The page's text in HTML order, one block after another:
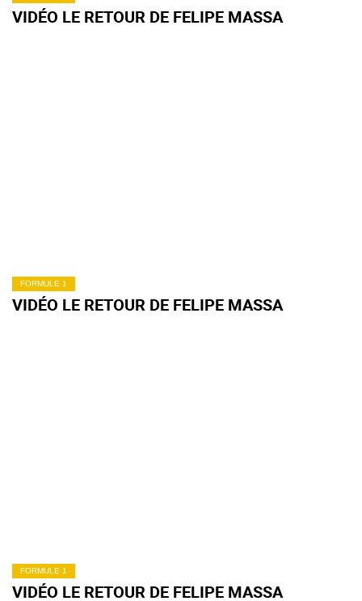
VIDÉO LE RETOUR DE FELIPE MASSA
FORMULE 1
VIDÉO LE RETOUR DE FELIPE MASSA
FORMULE 1
VIDÉO LE RETOUR DE FELIPE MASSA